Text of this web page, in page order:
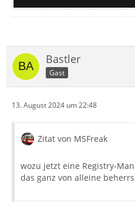
Bastler
Gast
13. August 2024 um 22:48
Zitat von MSFreak
wozu jetzt eine Registry-
das ganz von alleine